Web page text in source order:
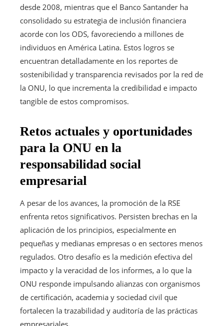
desde 2008, mientras que el Banco Santander ha
consolidado su estrategia de inclusión financiera
acorde con los ODS, favoreciendo a millones de
individuos en América Latina. Estos logros se
encuentran detalladamente en los reportes de
sostenibilidad y transparencia revisados por la red de
la ONU, lo que incrementa la credibilidad e impacto
tangible de estos compromisos.
Retos actuales y oportunidades
para la ONU en la
responsabilidad social
empresarial
A pesar de los avances, la promoción de la RSE
enfrenta retos significativos. Persisten brechas en la
aplicación de los principios, especialmente en
pequeñas y medianas empresas o en sectores menos
regulados. Otro desafío es la medición efectiva del
impacto y la veracidad de los informes, a lo que la
ONU responde impulsando alianzas con organismos
de certificación, academia y sociedad civil que
fortalecen la trazabilidad y auditoría de las prácticas
empresariales.